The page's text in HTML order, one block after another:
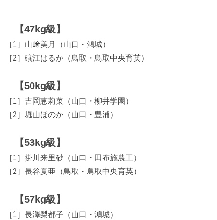
【47kg級】
［1］山﨑美月（山口・鴻城）
［2］礒江はるか（鳥取・鳥取中央育英）
【50kg級】
［1］吉岡恵莉菜（山口・柳井学園）
［2］堀山ほのか（山口・豊浦）
【53kg級】
［1］掛川来里砂（山口・田布施農工）
［2］長谷夏亜（鳥取・鳥取中央育英）
【57kg級】
［1］長澤梨都子（山口・鴻城）